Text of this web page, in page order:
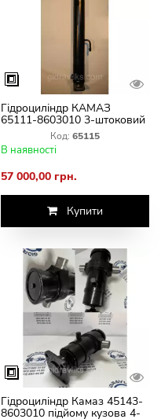
Гідроциліндр КАМАЗ
65111-8603010 3-штоковий
ГЦ 111.02.019 3
Код: 65115
В наявності
57 000,00 грн.
Купити
Гідроциліндр Камаз 45143-
8603010 підйому кузова 4-